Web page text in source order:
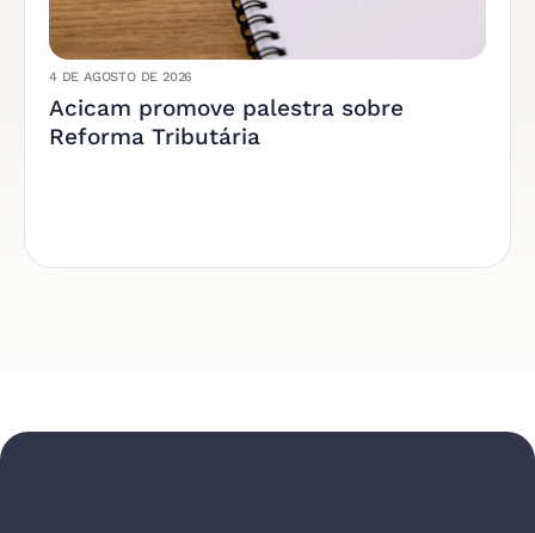
4 DE AGOSTO DE 2026
Acicam promove palestra sobre
Reforma Tributária